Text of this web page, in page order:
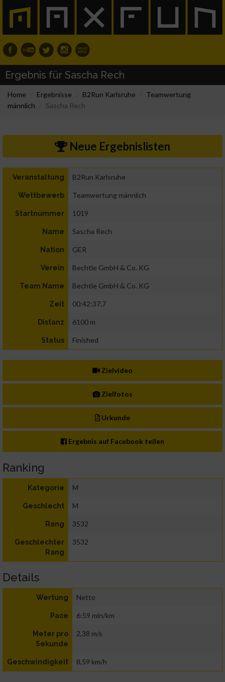
Ergebnis für Sascha Rech
Home Ergebnisse B2Run Karlsruhe
Teamwertung
männlich
Sascha Rech
Neue Ergebnislisten
Veranstaltung B2Run Karlsruhe
Wettbewerb Teamwertung männlich
Startnummer 1019
Name Sascha Rech
Nation GER
Verein Bechtle GmbH & Co. KG
Team Name Bechtle GmbH & Co. KG
Zeit 00:42:37.7
Distanz 6100 m
Status Finished
Zielvideo
Zielfotos
Urkunde
Ergebnis auf Facebook teilen
Ranking
Kategorie M
Geschlecht M
Rang 3532
Geschlechter
Rang
3532
Details
Wertung Netto
Pace 6:59 min/km
Meter pro
Sekunde
2,38 m/s
Geschwindigkeit 8,59 km/h